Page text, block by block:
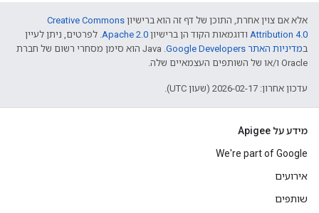
אלא אם צוין אחרת, התוכן של דף זה הוא ברישיון Creative Commons
Attribution 4.0 ודוגמאות הקוד הן ברישיון Apache 2.0. לפרטים, ניתן לעיין
במדיניות האתר Google Developers‏
.‏ Java הוא סימן מסחרי רשום של חברת
Oracle ו/או של השותפים העצמאיים שלה.
עדכון אחרון: 2026-02-17 (שעון UTC).
מידע על Apigee
We're part of Google
אירועים
שותפים